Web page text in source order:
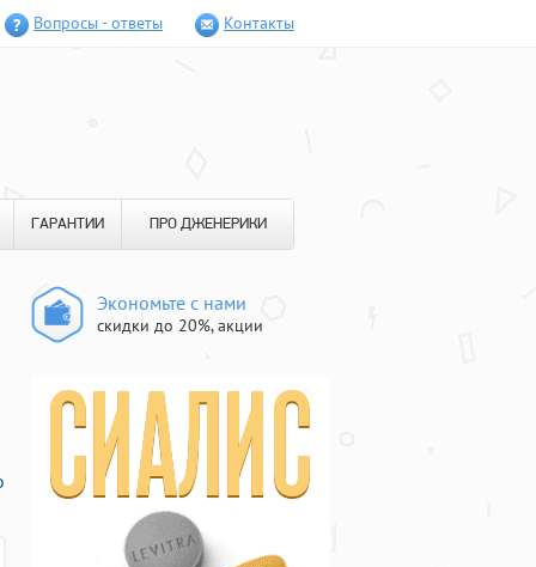
Вопросы - ответы Контакты
ГАРАНТИИ ПРО ДЖЕНЕРИКИ
Экономьте с нами
скидки до 20%, акции